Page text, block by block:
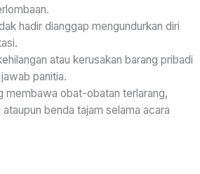
hadir dianggap mengundurkan diri
atau kerusakan barang pribadi
panitia.
membawa obat-obatan terlarang,
benda tajam selama acara